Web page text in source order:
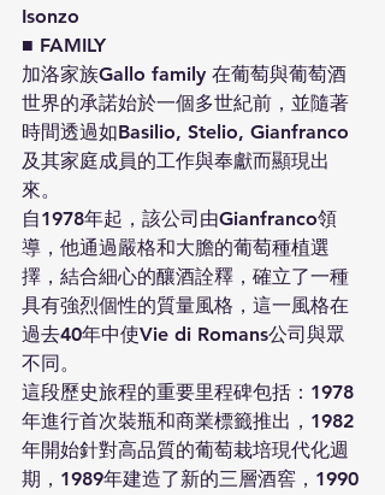
Isonzo
■ FAMILY
加洛家族Gallo family 在葡萄與葡萄酒
世界的承諾始於一個多世紀前，並隨著
時間透過如Basilio, Stelio, Gianfranco
及其家庭成員的工作與奉獻而顯現出
來。
自1978年起，該公司由Gianfranco領
導，他通過嚴格和大膽的葡萄種植選
擇，結合細心的釀酒詮釋，確立了一種
具有強烈個性的質量風格，這一風格在
過去40年中使Vie di Romans公司與眾
不同。
這段歷史旅程的重要里程碑包括：1978
年進行首次裝瓶和商業標籤推出，1982
年開始針對高品質的葡萄栽培現代化週
期，1989年建造了新的三層酒窖，1990